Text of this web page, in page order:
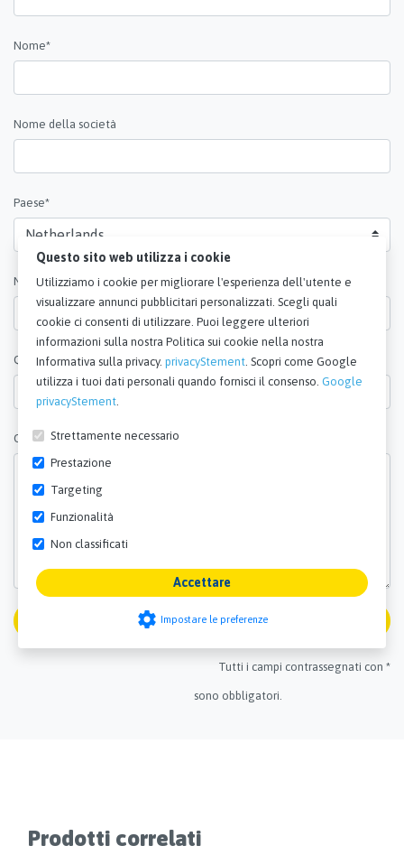
Nome*
Nome della società
Paese*
Numero di telefono
Quantità*
Osservazioni*
Spedizione
Tutti i campi contrassegnati con *
sono obbligatori.
Prodotti correlati
Questo sito web utilizza i cookie
Utilizziamo i cookie per migliorare l'esperienza dell'utente e
visualizzare annunci pubblicitari personalizzati. Scegli quali
cookie ci consenti di utilizzare. Puoi leggere ulteriori
informazioni sulla nostra Politica sui cookie nella nostra
Informativa sulla privacy. privacyStement . Scopri come Google
utilizza i tuoi dati personali quando fornisci il consenso. Google
privacyStement
Strettamente necessario
Prestazione
Targeting
Funzionalità
Non classificati
Accettare
settings Impostare le preferenze